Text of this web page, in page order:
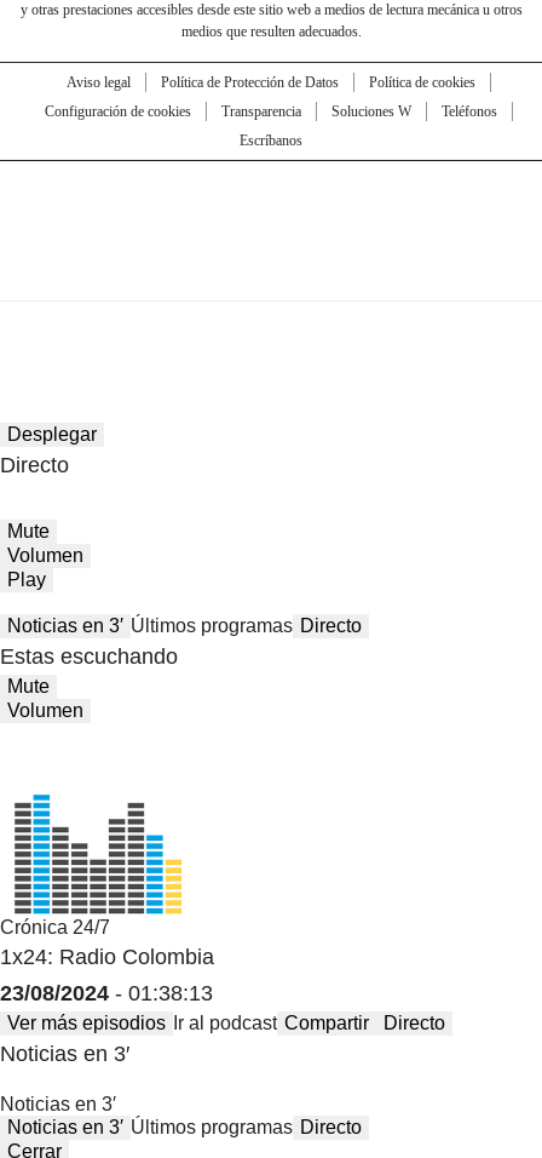
y otras prestaciones accesibles desde este sitio web a medios de lectura mecánica u otros
medios que resulten adecuados.
Aviso legal Política de Protección de Datos
Política de cookies
Configuración de cookies
Transparencia Soluciones W
Teléfonos
Escríbanos
Desplegar
Directo
Mute
Volumen
Play
Noticias en 3′ Últimos programas Directo
Estas escuchando
Mute
Volumen
Crónica 24/7
1x24: Radio Colombia
23/08/2024 - 01:38:13
Ver más episodios Ir al podcast Compartir Directo
Noticias en 3′
Noticias en 3′
Noticias en 3′ Últimos programas Directo
Cerrar